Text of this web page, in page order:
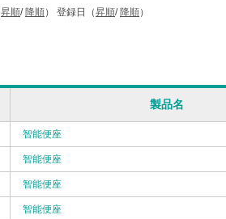
昇順/ 降順） 登録日（昇順/ 降順）
製品名
智能便座
智能便座
智能便座
智能便座